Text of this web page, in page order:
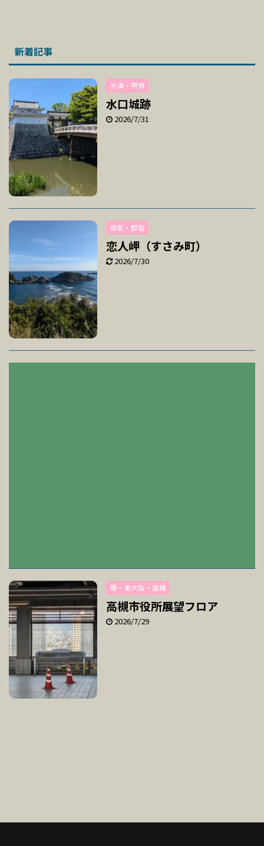
新着記事
大津・甲賀
水口城跡
2026/7/31
串本・那智
恋人岬（すさみ町）
2026/7/30
堺・東大阪・高槻
高槻市役所展望フロア
2026/7/29